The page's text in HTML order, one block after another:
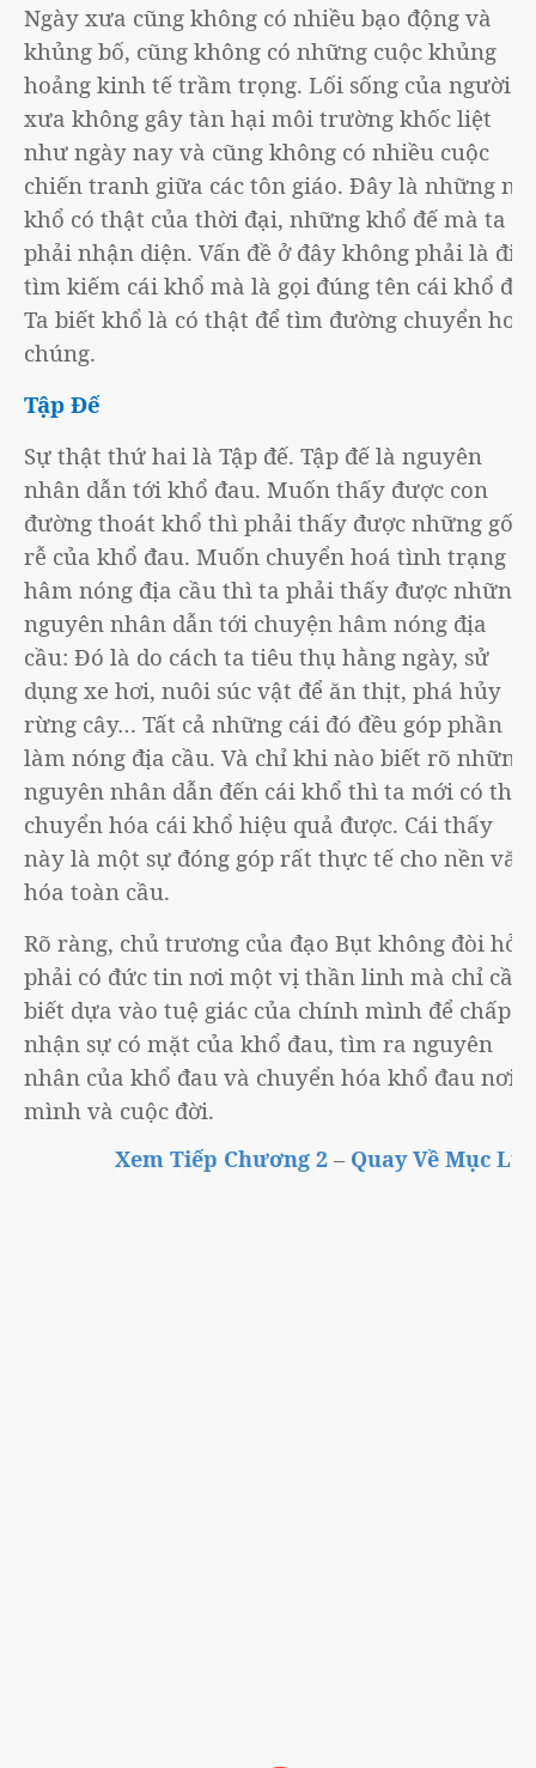
Ngày xưa cũng không có nhiều bạo động và
khủng bố, cũng không có những cuộc khủng
hoảng kinh tế trầm trọng. Lối sống của người
xưa không gây tàn hại môi trường khốc liệt
như ngày nay và cũng không có nhiều cuộc
chiến tranh giữa các tôn giáo. Đây là những nỗi
khổ có thật của thời đại, những khổ đế mà ta
phải nhận diện. Vấn đề ở đây không phải là đi
tìm kiếm cái khổ mà là gọi đúng tên cái khổ đó.
Ta biết khổ là có thật để tìm đường chuyển hoá
chúng.
Tập Đế
Sự thật thứ hai là Tập đế. Tập đế là nguyên
nhân dẫn tới khổ đau. Muốn thấy được con
đường thoát khổ thì phải thấy được những gốc
rễ của khổ đau. Muốn chuyển hoá tình trạng
hâm nóng địa cầu thì ta phải thấy được những
nguyên nhân dẫn tới chuyện hâm nóng địa
cầu: Đó là do cách ta tiêu thụ hằng ngày, sử
dụng xe hơi, nuôi súc vật để ăn thịt, phá hủy
rừng cây… Tất cả những cái đó đều góp phần
làm nóng địa cầu. Và chỉ khi nào biết rõ những
nguyên nhân dẫn đến cái khổ thì ta mới có thể
chuyển hóa cái khổ hiệu quả được. Cái thấy
này là một sự đóng góp rất thực tế cho nền văn
hóa toàn cầu.
Rõ ràng, chủ trương của đạo Bụt không đòi hỏi
phải có đức tin nơi một vị thần linh mà chỉ cần
biết dựa vào tuệ giác của chính mình để chấp
nhận sự có mặt của khổ đau, tìm ra nguyên
nhân của khổ đau và chuyển hóa khổ đau nơi
mình và cuộc đời.
Xem Tiếp Chương 2 – Quay Về Mục Lục